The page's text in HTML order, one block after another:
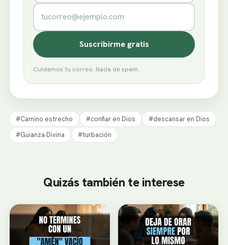
Correo electrónico
Suscribirme gratis
Cuidamos tu correo. Nada de spam.
#Camino estrecho #confiar en Dios
#descansar en Dios
#Guianza Divina
#turbación
Quizás también te interese